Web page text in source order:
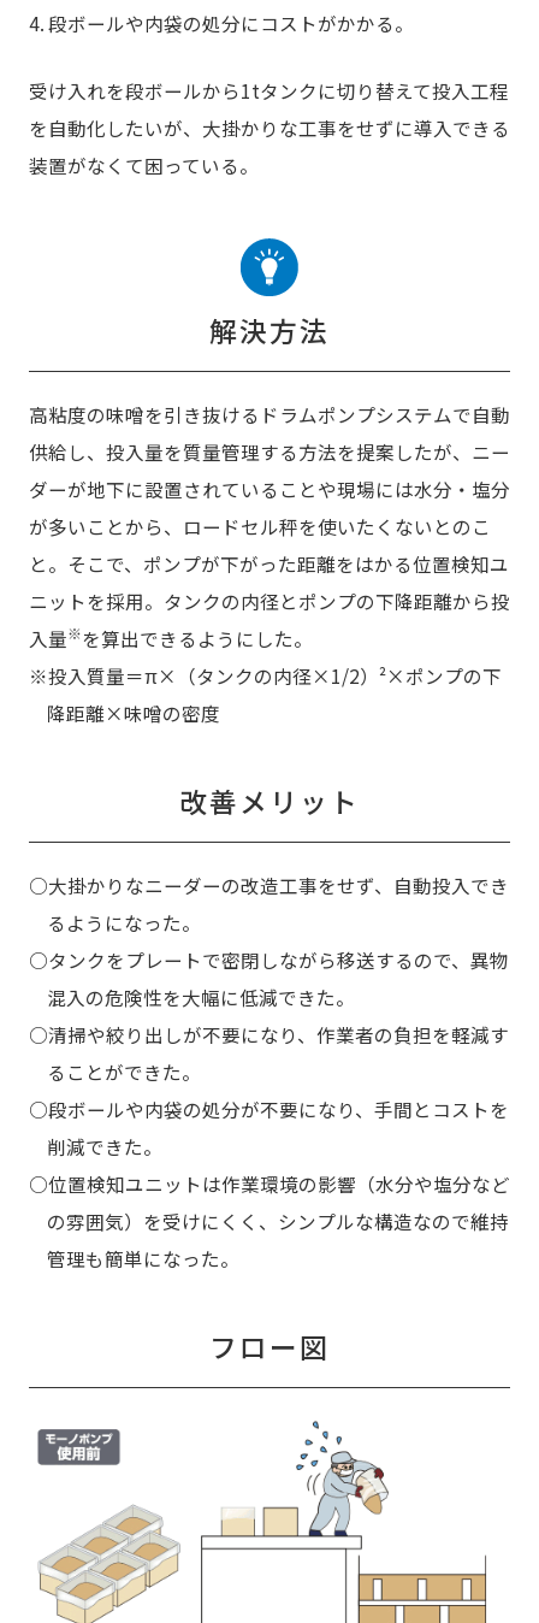
4. 段ボールや内袋の処分にコストがかかる。
受け入れを段ボールから1tタンクに切り替えて投入工程
を自動化したいが、大掛かりな工事をせずに導入できる
装置がなくて困っている。
解決方法
高粘度の味噌を引き抜けるドラムポンプシステムで自動
供給し、投入量を質量管理する方法を提案したが、ニー
ダーが地下に設置されていることや現場には水分・塩分
が多いことから、ロードセル秤を使いたくないとのこ
と。そこで、ポンプが下がった距離をはかる位置検知ユ
ニットを採用。タンクの内径とポンプの下降距離から投
入量※を算出できるようにした。
※投入質量＝π×（タンクの内径×1/2）²×ポンプの下
降距離×味噌の密度
改善メリット
○大掛かりなニーダーの改造工事をせず、自動投入でき
るようになった。
○タンクをプレートで密閉しながら移送するので、異物
混入の危険性を大幅に低減できた。
○清掃や絞り出しが不要になり、作業者の負担を軽減す
ることができた。
○段ボールや内袋の処分が不要になり、手間とコストを
削減できた。
○位置検知ユニットは作業環境の影響（水分や塩分など
の雰囲気）を受けにくく、シンプルな構造なので維持
管理も簡単になった。
フロー図